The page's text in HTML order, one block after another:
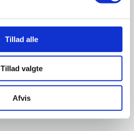
Tillad alle
Tillad valgte
Afvis